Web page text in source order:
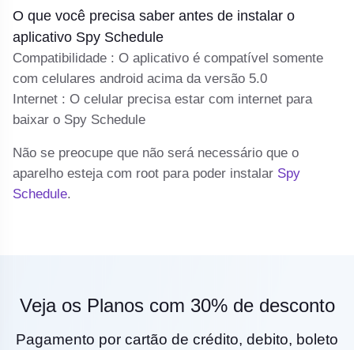
O que você precisa saber antes de instalar o
aplicativo Spy Schedule
Compatibilidade : O aplicativo é compatível somente
com celulares android acima da versão 5.0
Internet : O celular precisa estar com internet para
baixar o Spy Schedule
Não se preocupe que não será necessário que o
aparelho esteja com root para poder instalar Spy
Schedule.
Veja os Planos com 30% de desconto
Pagamento por cartão de crédito, debito, boleto